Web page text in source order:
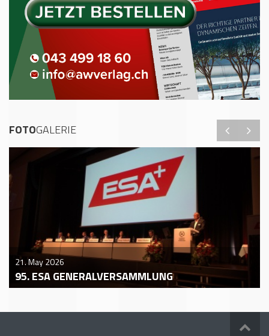
FOTOGALERIE
21. May 2026
95. ESA GENERALVERSAMMLUNG